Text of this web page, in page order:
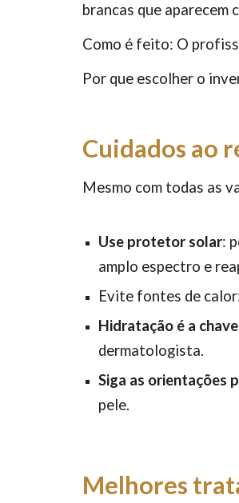
brancas que aparecem
Como é feito: O
Por que escolher o
Cuidados ao
Mesmo com todas as
Use protetor solar:
amplo espectro e
Evite fontes de
Hidratação é a chave
dermatologista.
Siga as orientações
pele.
Melhores